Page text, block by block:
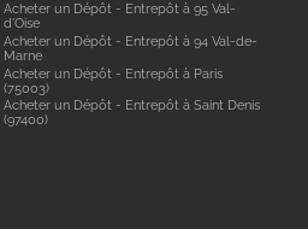
Acheter un Dépôt - Entrepôt à 95 Val-
d'Oise
Acheter un Dépôt - Entrepôt à 94 Val-de-
Marne
Acheter un Dépôt - Entrepôt à Paris
(75003)
Acheter un Dépôt - Entrepôt à Saint Denis
(97400)